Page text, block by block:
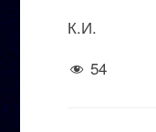
К.И.
54